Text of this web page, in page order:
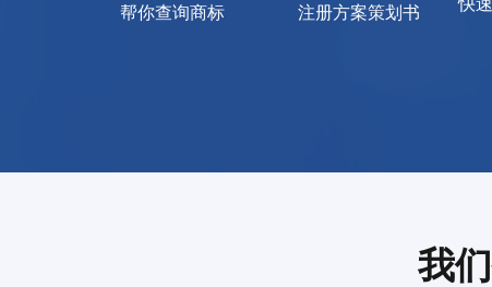
帮你查询商标
注册方案策划书
快
我